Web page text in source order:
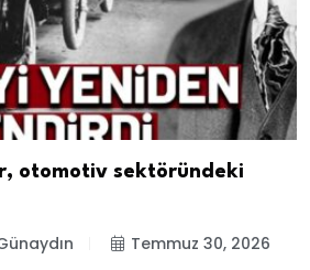
otomotiv sektöründeki
Temmuz 30, 2026